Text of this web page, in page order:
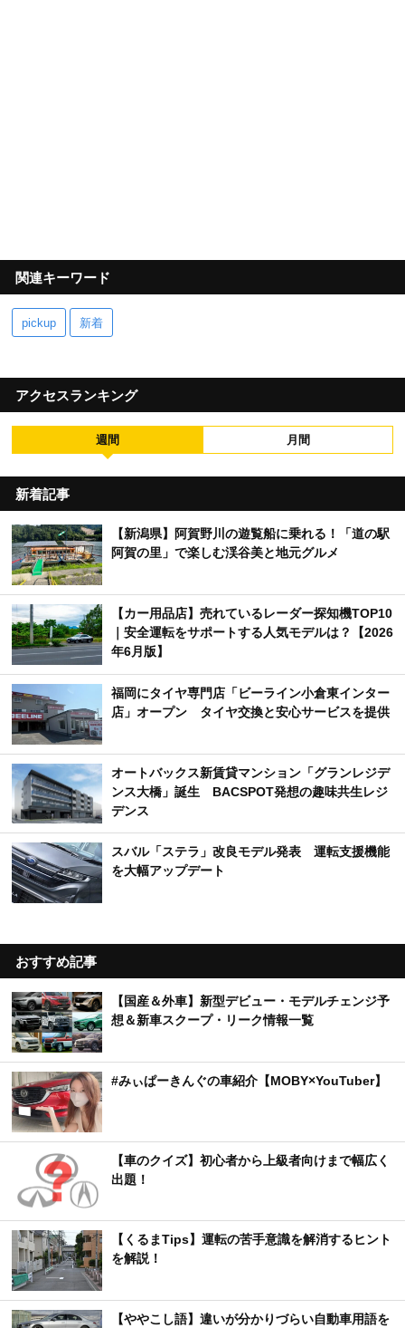
関連キーワード
pickup 新着
アクセスランキング
週間 月間
新着記事
【新潟県】阿賀野川の遊覧船に乗れる！「道の駅
阿賀の里」で楽しむ渓谷美と地元グルメ
【カー用品店】売れているレーダー探知機TOP10
｜安全運転をサポートする人気モデルは？【2026
年6月版】
福岡にタイヤ専門店「ビーライン小倉東インター
店」オープン タイヤ交換と安心サービスを提供
オートバックス新賃貸マンション「グランレジデ
ンス大橋」誕生 BACSPOT発想の趣味共生レジ
デンス
スバル「ステラ」改良モデル発表 運転支援機能
を大幅アップデート
おすすめ記事
【国産＆外車】新型デビュー・モデルチェンジ予
想＆新車スクープ・リーク情報一覧
#みぃぱーきんぐの車紹介【MOBY×YouTuber】
【車のクイズ】初心者から上級者向けまで幅広く
出題！
【くるまTips】運転の苦手意識を解消するヒント
を解説！
【ややこし語】違いが分かりづらい自動車用語を